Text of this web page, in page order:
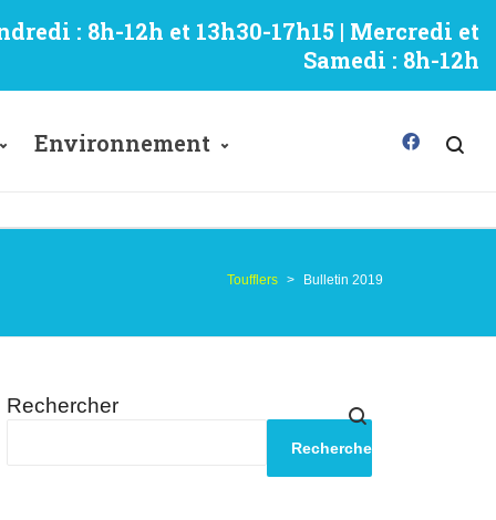
: 8h-12h et 13h30-17h15 | Mercredi et
Samedi : 8h-12h
Environnement
Toufflers > Bulletin 2019
Rechercher
Rechercher